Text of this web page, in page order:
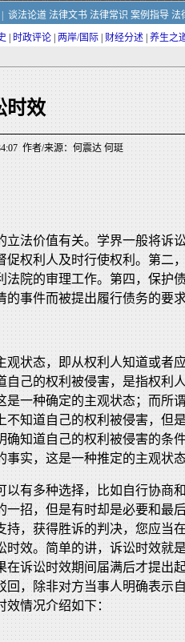
谈法论道 法律文书 法律常识 案例指导 法
时政评论 两岸/国际 财经分述 养生之
时效
作者/来源：何震达 何珽
立法价值有关。学界一般将诉
促权利人及时行使权利。第二
法院的审理工作。第四，保护
事件而被提出履行债务的要
观状态，即从权利人知道或者
自己的权利被侵害，是指权利
是一种确定的主观状态；而所
不知道自己的权利被侵害，但
确知道自己的权利被侵害的条
实，这是一种推定的主观状
以有多种选择，比如自行协商
一招，但是有时却是必要和最
持，获得胜诉的判决，您应当
时效。简单的讲，诉讼时效就
在诉讼时效期间届满后才提出
回，除非对方当事人明确表示
效情况介绍如下：